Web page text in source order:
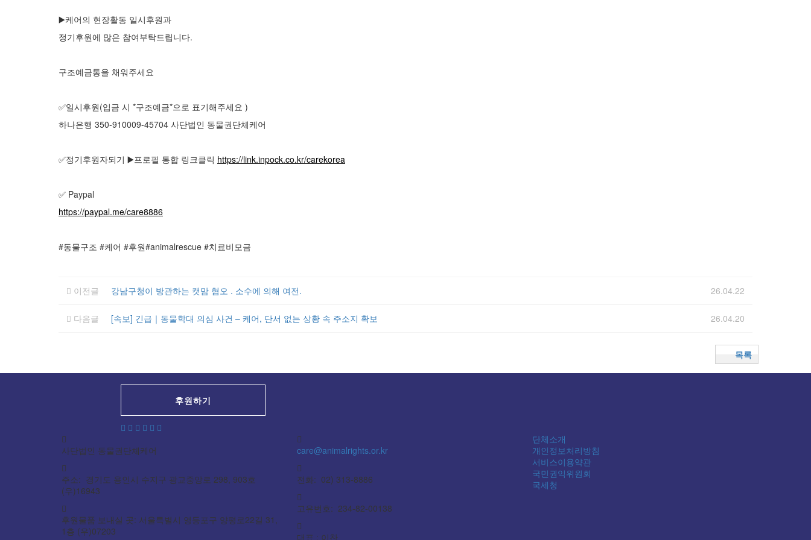
▶️케어의 현장활동 일시후원과
정기후원에 많은 참여부탁드립니다.
구조예금통을 채워주세요
✅️일시후원(입금 시 *구조예금*으로 표기해주세요 )
하나은행 350-910009-45704 사단법인 동물권단체케어
✅️정기후원자되기 ▶️프로필 통합 링크클릭 https://link.inpock.co.kr/carekorea
✅ Paypal
https://paypal.me/care8886
#동물구조 #케어 #후원#animalrescue #치료비모금
이전글 강남구청이 방관하는 캣맘 혐오 . 소수에 의해 여전. 26.04.22
다음글 [속보] 긴급｜동물학대 의심 사건 – 케어, 단서 없는 상황 속 주소지 확보 26.04.20
목록
후원하기
사단법인 동물권단체케어
주소: 경기도 용인시 수지구 광교중앙로 298, 903호
(우)16943
후원물품 보내실 곳: 서울특별시 영등포구 양평로22길 31,
1층 (우)07203
care@animalrights.or.kr
전화: 02) 313-8886
고유번호: 234-82-00138
대표 : 이찬
단체소개
개인정보처리방침
서비스이용약관
국민권익위원회
국세청